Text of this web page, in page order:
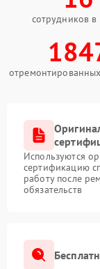
сотрудников в
Используются
сертификацию
работу после
обязательств